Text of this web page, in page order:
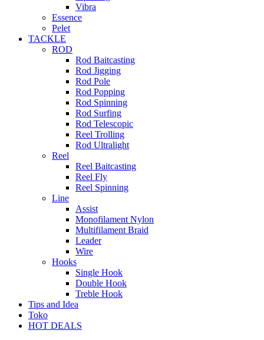
Vibra
Essence
Pelet
TACKLE
ROD
Rod Baitcasting
Rod Jigging
Rod Pole
Rod Popping
Rod Spinning
Rod Surfing
Rod Telescopic
Reel Trolling
Rod Ultralight
Reel
Reel Baitcasting
Reel Fly
Reel Spinning
Line
Assist
Monofilament Nylon
Multifilament Braid
Leader
Wire
Hooks
Single Hook
Double Hook
Treble Hook
Tips and Idea
Toko
HOT DEALS